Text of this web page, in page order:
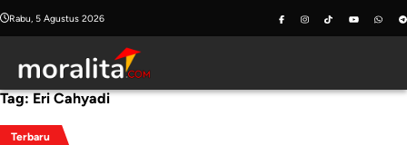
Skip
to
content
Rabu, 5 Agustus 2026
Tag:Eri Cahyadi
Terbaru